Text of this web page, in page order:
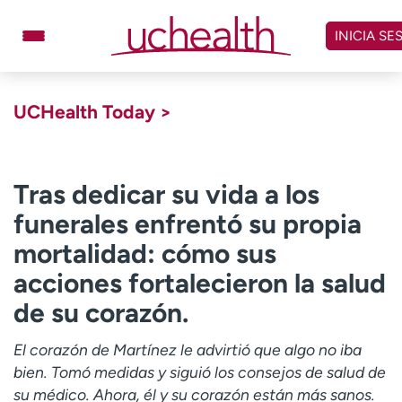
contenido
virtual
Facturación y precios
Carreras
Inicie sesión en My Health Connection
Acerca de UCHealth
Clases y eventos
INICIA
UCHealth Today >
Tras dedicar su vida a los
funerales enfrentó su propia
mortalidad: cómo sus
acciones fortalecieron la salud
de su corazón.
El corazón de Martínez le advirtió que algo no iba
bien. Tomó medidas y siguió los consejos de salud de
su médico. Ahora, él y su corazón están más sanos.